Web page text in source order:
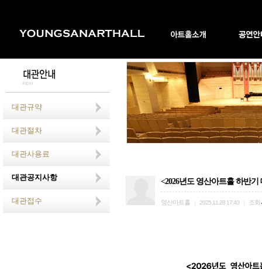
대관규약
대관절차
대관사용료
대관공지사항
대관접수
<2026년도 영산아트홀 하반
영산아트홀 2025.11.28 17:40 조회